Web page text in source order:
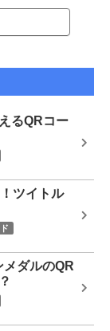
るQRコー
ツイトル
ダルのQR